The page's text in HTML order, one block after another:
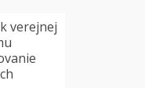
verejnej